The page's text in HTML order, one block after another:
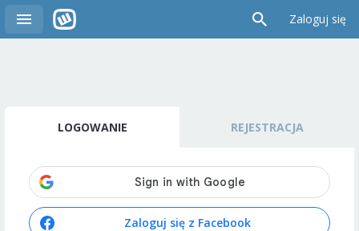
Zaloguj się
LOGOWANIE REJESTRACJA
Zaloguj się z Facebook